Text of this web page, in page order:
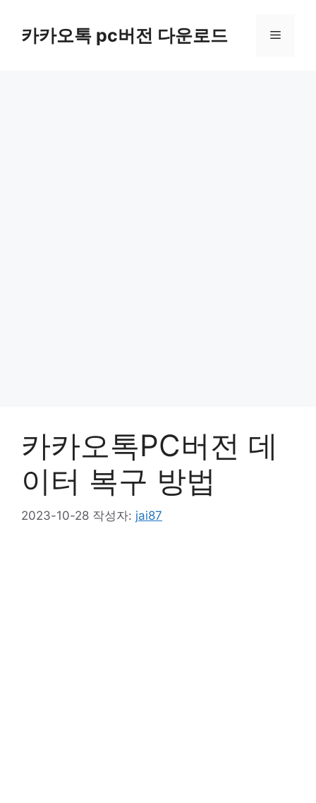
카카오톡 pc버전 다운로드 메
카카오톡PC버전 데
이터 복구 방법
2023-10-28 작성자: jai87